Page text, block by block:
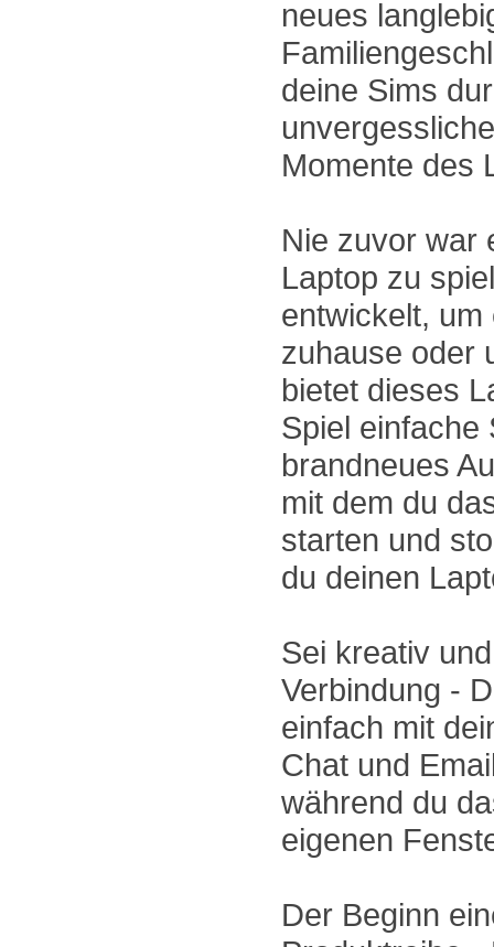
neues
deine Sims
Momente des
Nie zuvor war
Laptop zu
entwickelt,
zuhause oder
bietet dieses
Spiel einfache
brandneues
mit dem du
starten und
du deinen
Sei kreativ
Verbindung -
einfach mit
Chat und
während du
eigenen
Der Beginn